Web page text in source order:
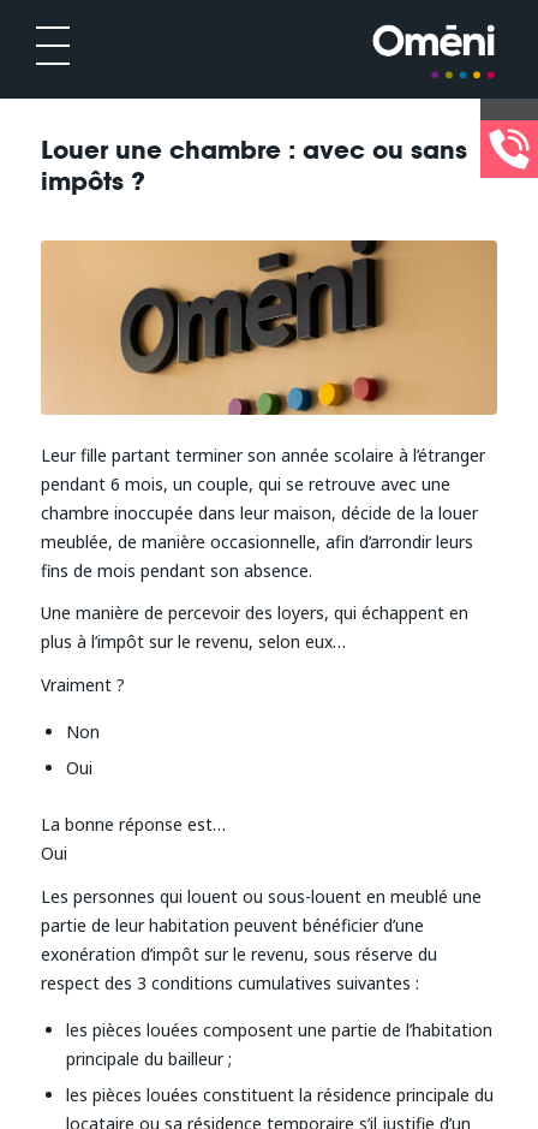
Louer une chambre : avec ou sans
impôts ?
Leur fille partant terminer son année scolaire à l’étranger
pendant 6 mois, un couple, qui se retrouve avec une
chambre inoccupée dans leur maison, décide de la louer
meublée, de manière occasionnelle, afin d’arrondir leurs
fins de mois pendant son absence.
Une manière de percevoir des loyers, qui échappent en
plus à l’impôt sur le revenu, selon eux…
Vraiment ?
Non
Oui
La bonne réponse est…
Oui
Les personnes qui louent ou sous-louent en meublé une
partie de leur habitation peuvent bénéficier d’une
exonération d’impôt sur le revenu, sous réserve du
respect des 3 conditions cumulatives suivantes :
les pièces louées composent une partie de l’habitation
principale du bailleur ;
les pièces louées constituent la résidence principale du
locataire ou sa résidence temporaire s’il justifie d’un